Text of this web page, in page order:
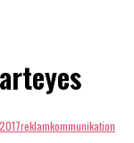
reklamkommunikation